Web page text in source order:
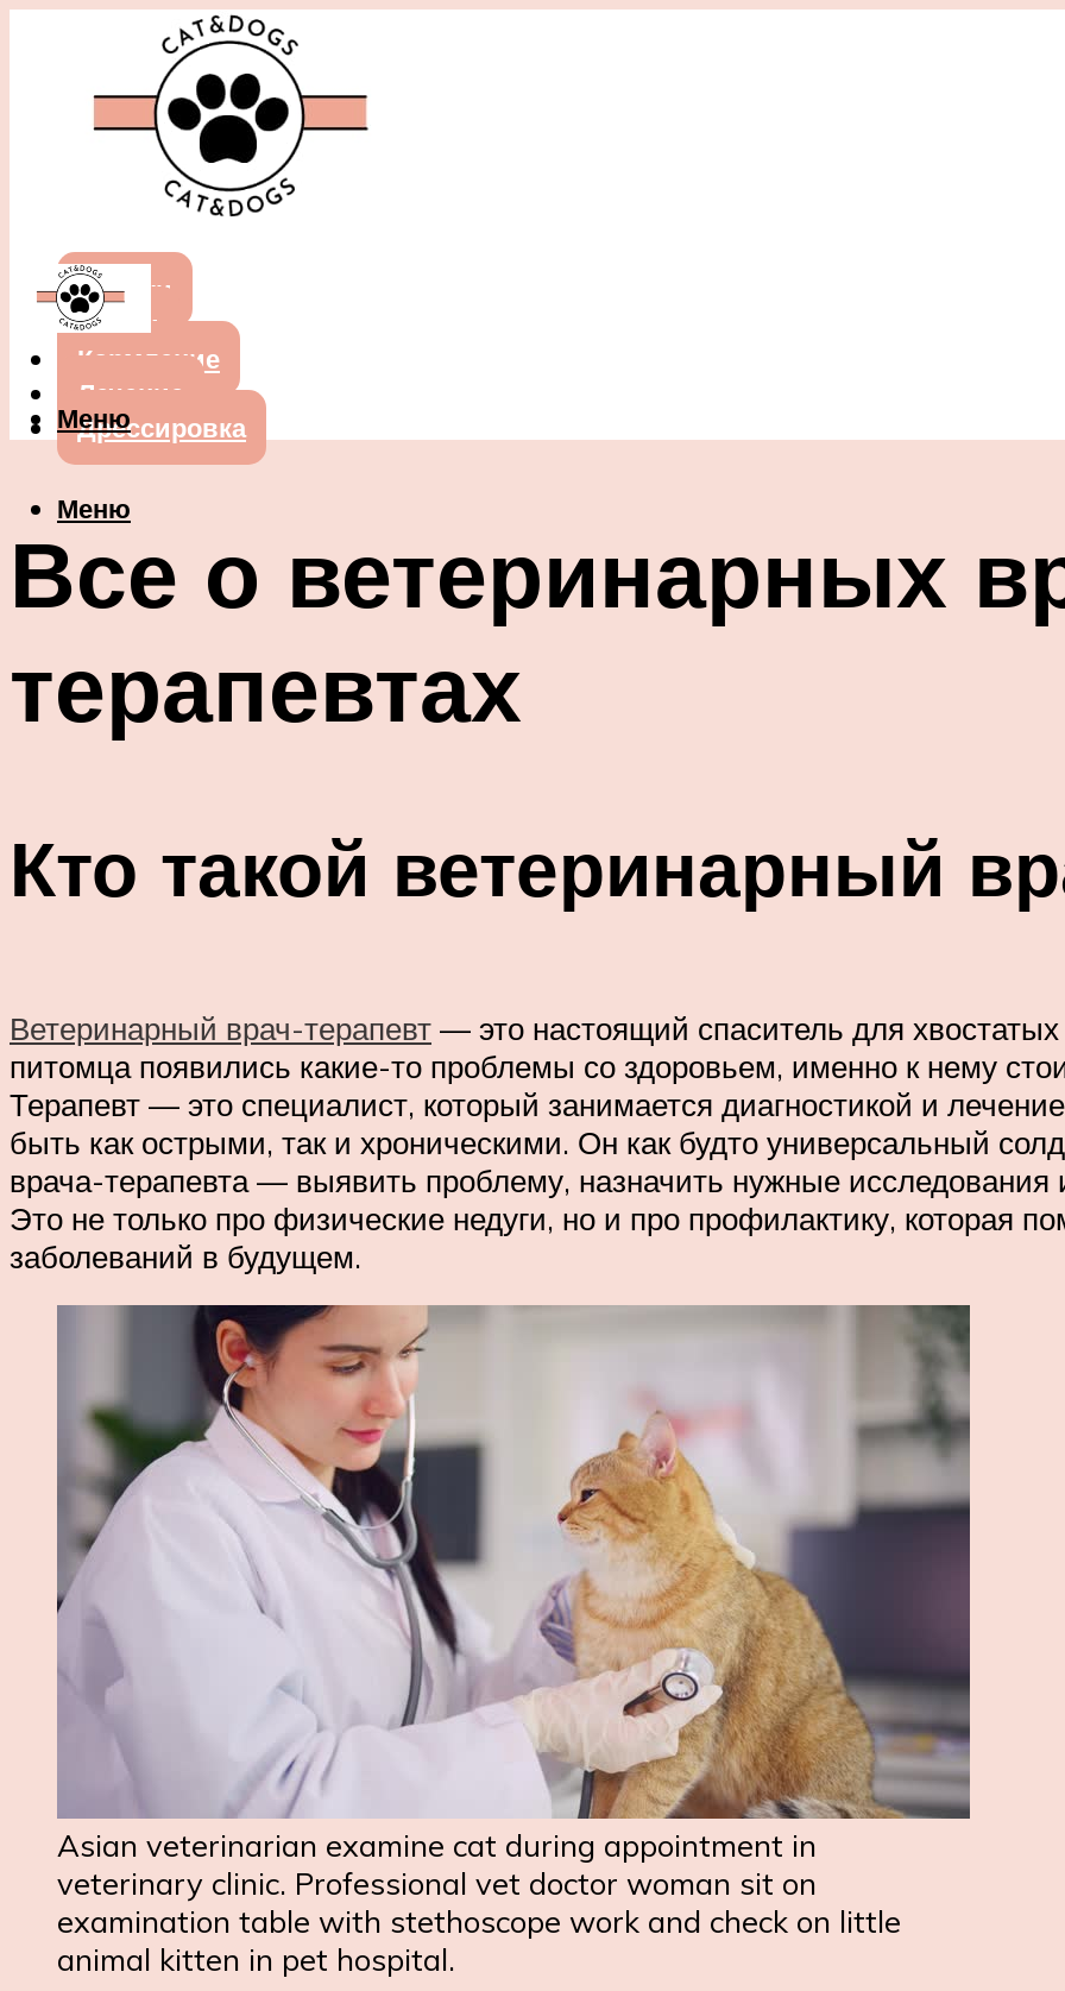
Собаки
Кошки
Кормление
Лечение
Дрессировка
Меню
Меню
Все о ветеринарных
терапевтах
Кто такой ветеринарный
Ветеринарный врач-терапевт — это настоящий спаситель для
питомца появились какие-то проблемы со здоровьем, именно к нему
Терапевт — это специалист, который занимается диагностикой и
быть как острыми, так и хроническими. Он как будто универсальный
врача-терапевта — выявить проблему, назначить нужные исследования
Это не только про физические недуги, но и про профилактику, которая
заболеваний в будущем.
Asian veterinarian examine cat during appointment in
veterinary clinic. Professional vet doctor woman sit on
examination table with stethoscope work and check on little
animal kitten in pet hospital.